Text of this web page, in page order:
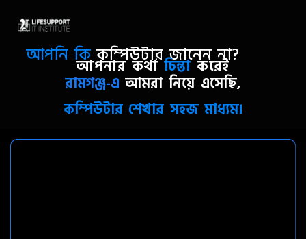
আপনি কিকম্পিউটার জানেন না?
আপনার কথাচিন্তাকরেই
রামগঞ্জ-এআমরা নিয়ে এসেছি,
কম্পিউটার শেখার সহজ মাধ্যম।